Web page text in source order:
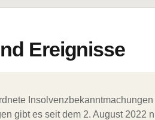
Ereignisse
gibt es seit dem 2. August 2022